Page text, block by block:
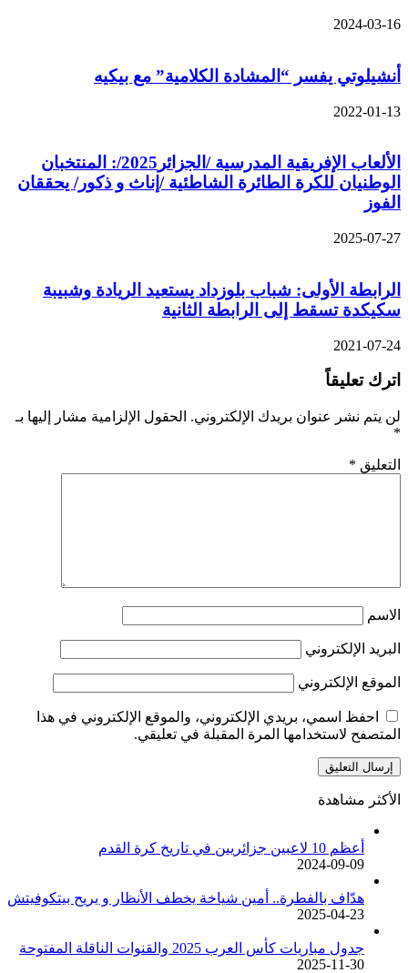
2024-03-16
أنشيلوتي يفسر “المشادة الكلامية” مع بيكيه
2022-01-13
الألعاب الإفريقية المدرسية /الجزائر2025/: المنتخبان
الوطنيان للكرة الطائرة الشاطئية /إناث و ذكور/ يحققان
الفوز
2025-07-27
الرابطة الأولى: شباب بلوزداد يستعيد الريادة وشبيبة
سكيكدة تسقط إلى الرابطة الثانية
2021-07-24
اترك تعليقاً
لن يتم نشر عنوان بريدك الإلكتروني. الحقول الإلزامية مشار إليها بـ
*
التعليق *
الاسم
البريد الإلكتروني
الموقع الإلكتروني
احفظ اسمي، بريدي الإلكتروني، والموقع الإلكتروني في هذا
المتصفح لاستخدامها المرة المقبلة في تعليقي.
الأكثر مشاهدة
أعظم 10 لاعبين جزائريين في تاريخ كرة القدم
2024-09-09
هدّاف بالفطرة.. أمين شياخة يخطف الأنظار و يريح بيتكوفيتش
2025-04-23
جدول مباريات كأس العرب 2025 والقنوات الناقلة المفتوحة
2025-11-30